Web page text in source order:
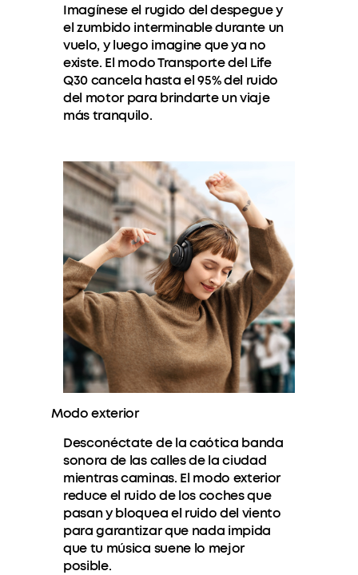
Imagínese el rugido del despegue y
el zumbido interminable durante un
vuelo, y luego imagine que ya no
existe. El modo Transporte del Life
Q30 cancela hasta el 95% del ruido
del motor para brindarte un viaje
más tranquilo.
Modo exterior
Desconéctate de la caótica banda
sonora de las calles de la ciudad
mientras caminas. El modo exterior
reduce el ruido de los coches que
pasan y bloquea el ruido del viento
para garantizar que nada impida
que tu música suene lo mejor
posible.